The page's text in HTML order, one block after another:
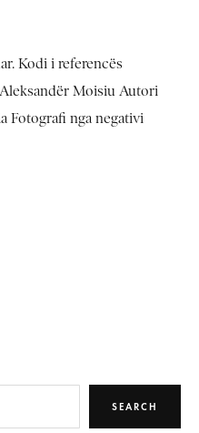
Kodi i referencës
Moisiu Autori
Fotografi nga negativi
SEARCH